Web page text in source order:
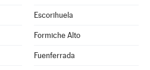
Escorihuela
Formiche Alto
Fuenferrada